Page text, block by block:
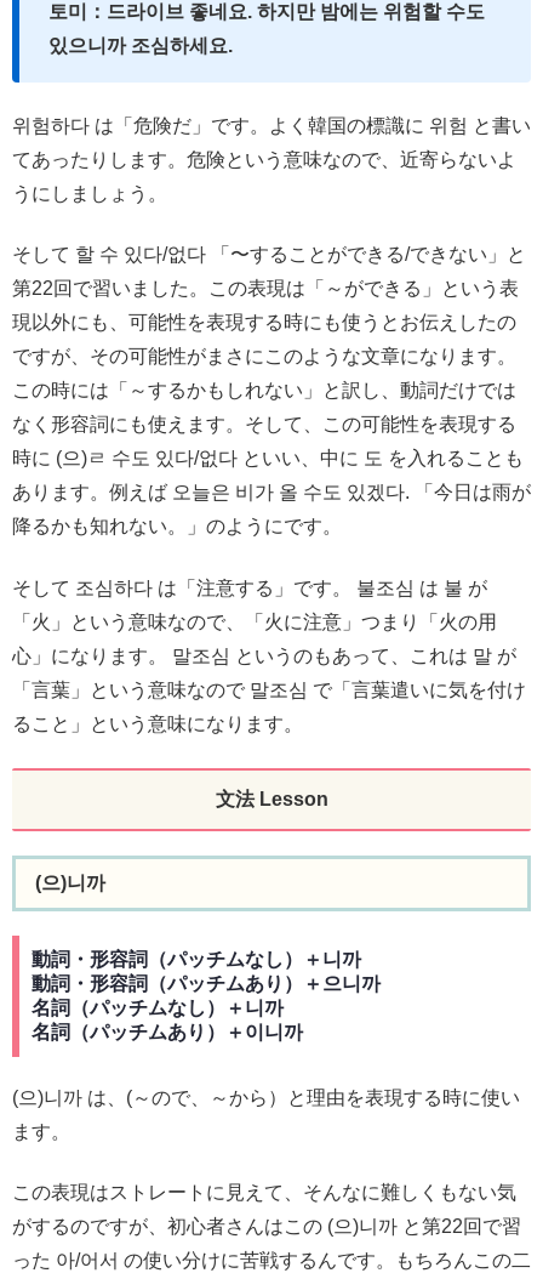
토미：드라이브 좋네요. 하지만 밤에는 위험할 수도
있으니까 조심하세요.
위험하다 は「危険だ」です。よく韓国の標識に 위험 と書い
てあったりします。危険という意味なので、近寄らないよ
うにしましょう。
そして 할 수 있다/없다 「〜することができる/できない」と
第22回で習いました。この表現は「～ができる」という表
現以外にも、可能性を表現する時にも使うとお伝えしたの
ですが、その可能性がまさにこのような文章になります。
この時には「～するかもしれない」と訳し、動詞だけでは
なく形容詞にも使えます。そして、この可能性を表現する
時に (으)ㄹ 수도 있다/없다 といい、中に 도 を入れることも
あります。例えば 오늘은 비가 올 수도 있겠다. 「今日は雨が
降るかも知れない。」のようにです。
そして 조심하다 は「注意する」です。 불조심 は 불 が
「火」という意味なので、「火に注意」つまり「火の用
心」になります。 말조심 というのもあって、これは 말 が
「言葉」という意味なので 말조심 で「言葉遣いに気を付け
ること」という意味になります。
文法 Lesson
(으)니까
動詞・形容詞（パッチムなし）＋니까
動詞・形容詞（パッチムあり）＋으니까
名詞（パッチムなし）＋니까
名詞（パッチムあり）＋이니까
(으)니까 は、(～ので、～から）と理由を表現する時に使い
ます。
この表現はストレートに見えて、そんなに難しくもない気
がするのですが、初心者さんはこの (으)니까 と第22回で習
った 아/어서 の使い分けに苦戦するんです。もちろんこの二